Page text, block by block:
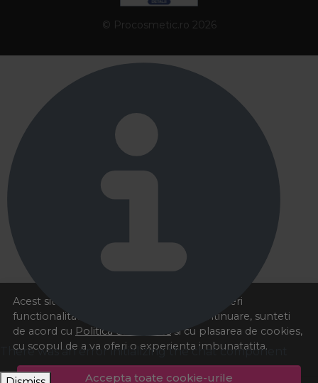
Acest site foloseste cookies pentru a va oferi
functionalitatea dorita. Navigand in continuare, sunteti
de acord cu Politica de cookies si cu plasarea de cookies,
cu scopul de a va oferi o experienta imbunatatita.
Accepta toate cookie-urile
© Procosmetic.ro 2026
There was an error initializing the chat component